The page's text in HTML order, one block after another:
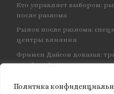
Политика
Кто управляет выбором:
после разлома
Рынок после разлома:
центры влияния
Фримен Дайсон доказал:
и той же физике — и